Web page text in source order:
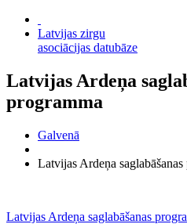
Latvijas zirgu
asociācijas datubāze
Latvijas Ardeņa
programma
Galvenā
Latvijas Ardeņa saglabāšanas
Latvijas Ardeņa saglabāšanas